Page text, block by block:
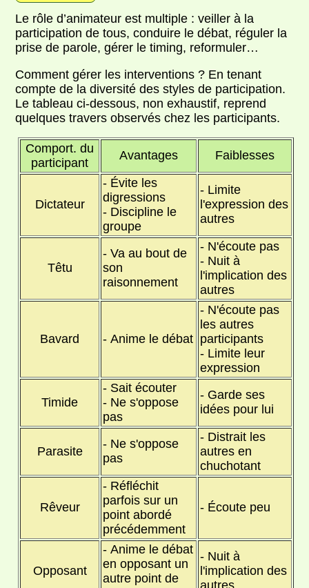
Le rôle d’animateur est multiple : veiller à la
participation de tous, conduire le débat, réguler la
prise de parole, gérer le timing, reformuler…
Comment gérer les interventions ? En tenant
compte de la diversité des styles de participation.
Le tableau ci-dessous, non exhaustif, reprend
quelques travers observés chez les participants.
Comport. du
participant
Avantages Faiblesses
Dictateur
- Évite les
digressions
- Discipline le
groupe
- Limite
l'expression des
autres
Têtu
- Va au bout de
son
raisonnement
- N'écoute pas
- Nuit à
l'implication des
autres
Bavard - Anime le débat
- N'écoute pas
les autres
participants
- Limite leur
expression
Timide
- Sait écouter
- Ne s'oppose
pas
- Garde ses
idées pour lui
Parasite
- Ne s'oppose
pas
- Distrait les
autres en
chuchotant
Rêveur
- Réfléchit
parfois sur un
point abordé
précédemment
- Écoute peu
Opposant
- Anime le débat
en opposant un
autre point de
- Nuit à
l'implication des